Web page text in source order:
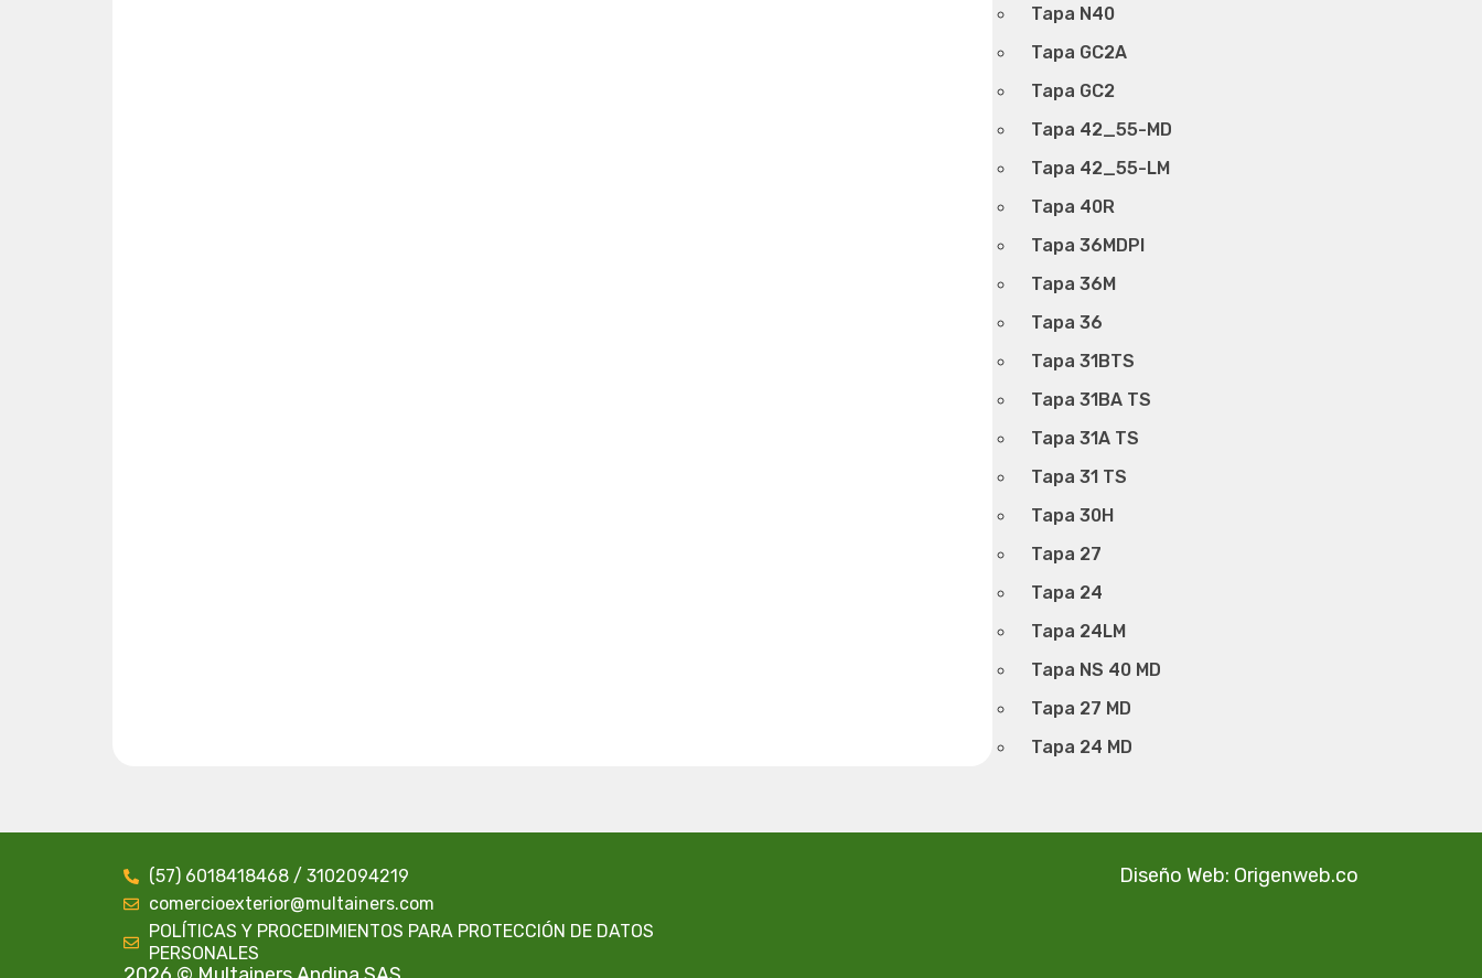
Tapa N40
Tapa GC2A
Tapa GC2
Tapa 42_55-MD
Tapa 42_55-LM
Tapa 40R
Tapa 36MDPI
Tapa 36M
Tapa 36
Tapa 31BTS
Tapa 31BA TS
Tapa 31A TS
Tapa 31 TS
Tapa 30H
Tapa 27
Tapa 24
Tapa 24LM
Tapa NS 40 MD
Tapa 27 MD
Tapa 24 MD
(57) 6018418468 / 3102094219
comercioexterior@multainers.com
POLÍTICAS Y PROCEDIMIENTOS PARA PROTECCIÓN DE DATOS
PERSONALES
Diseño Web: Origenweb.co